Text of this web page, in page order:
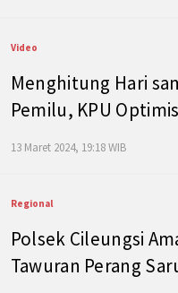
Video
Menghitung Hari
Pemilu, KPU
13 Maret 2024, 19:18 WIB
Regional
Polsek Cileungsi
Tawuran Perang